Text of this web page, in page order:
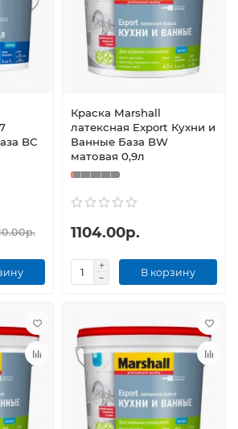
BС
Краска Marshall
латексная Export Кухни и
Ванные База BW
матовая 0,9л
1104.00р.
В корзину